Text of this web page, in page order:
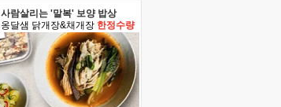
사람살리는 '말복' 보양 밥상
옹달샘 닭개장&채개장 한정수량